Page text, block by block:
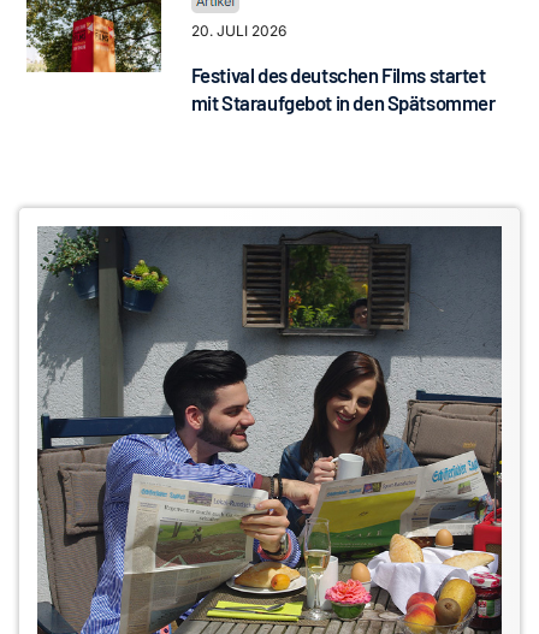
20. JULI 2026
Festival des deutschen Films startet
mit Staraufgebot in den Spätsommer